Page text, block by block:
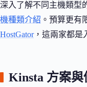
深入了解不同主機類型
機種類介紹 。預算更有
HostGator，這兩家都是
Kinsta 方案與